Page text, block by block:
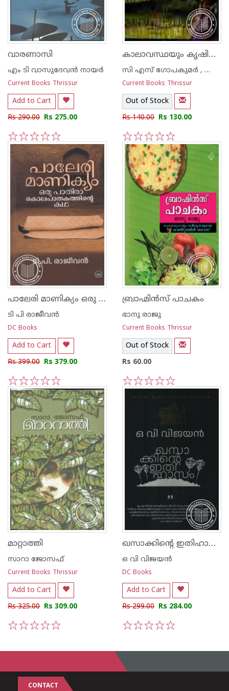
വാരണാസി
എം ടി വാസുദേവന്‍ നായര്‍
Current Books Thrissur
Add to Cart
Rs 290.00 Rs 275.00
5
4
3
2
1
കാലാവസ്ഥയും കൃഷിയും
സി എസ് ഗോപകുമര്‍ , കെ എന്‍ കൃഷ്ണകുമാര്‍ , എച്ച് വി പ്രസാദ റാവു
Current Books Thrissur
Out of Stock
Rs 140.00 Rs 130.00
5
4
3
2
1
പാലേരി മാണിക്യം ഒരു പാതിരാ കൊലപാതകത്തിന്റെ കഥ
ടി പി രാജീവന്‍
DC Books
Add to Cart
Rs 399.00 Rs 379.00
5
4
3
2
1
ബ്രാഹ്മിന്‍സ് പാചകം
ഭാനു രാജു
Current Books Thrissur
Out of Stock
Rs 60.00
5
4
3
2
1
മാറ്റാത്തി
സാറാ ജോസഫ്
Current Books Thrissur
Add to Cart
Rs 325.00 Rs 309.00
ഖസാക്കിന്റെ ഇതിഹാസം
ഒ വി വിജയന്‍
DC Books
Add to Cart
Rs 299.00 Rs 284.00
CONTACT